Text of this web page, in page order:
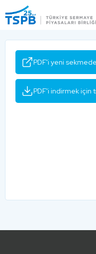
Close
PDF'i yeni
PDF'i indirmek için